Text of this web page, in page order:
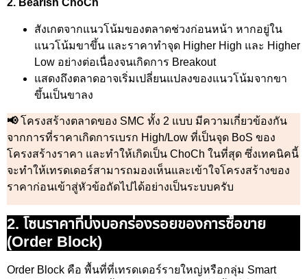
2. Bearish ChoCh
สังเกตจากแนวโน้มของตลาดช่วงก่อนหน้า หากอยู่ใน
แนวโน้มขาขึ้น และราคาทำจุด Higher High และ Higher
Low อย่างต่อเนื่องจนเกิดการ Breakout
แสดงถึงตลาดอาจเริ่มเปลี่ยนแปลงของแนวโน้มจากขา
ขึ้นเป็นขาลง
📢โครงสร้างตลาดของ SMC ทั้ง 2 แบบ มีความเกี่ยวข้องกัน
จากการที่ราคาเกิดการเบรก High/Low ที่เป็นจุด BoS ของ
โครงสร้างราคา และทำให้เกิดเป็น ChoCh ในที่สุด ซึ่งเทคนิคนี้
จะทำให้เทรดเดอร์สามารถมองเห็นและเข้าใจโครงสร้างของ
ราคาก่อนเข้าสู่หัวข้อถัดไปได้อย่างเป็นระบบครับ
2. โซนราคาที่บ่งบอกร่องรอยของการซื้อขาย
(Order Block)
Order Block คือ พื้นที่ที่เทรดเดอร์รายใหญ่หรือกลุ่ม Smart